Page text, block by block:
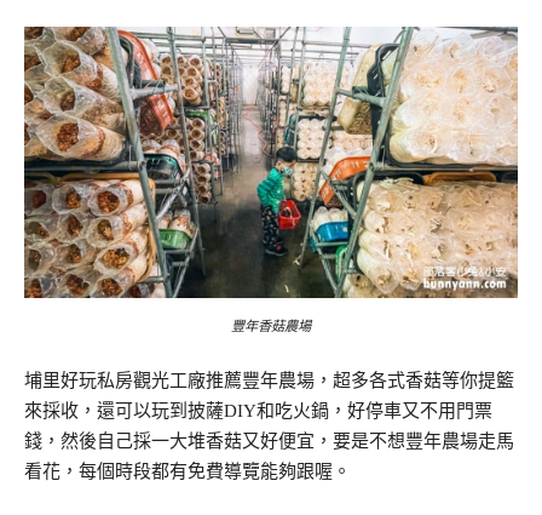
豐年香菇農場
埔里好玩私房觀光工廠推薦豐年農場，超多各式香菇等你提籃
來採收，還可以玩到披薩DIY和吃火鍋，好停車又不用門票
錢，然後自己採一大堆香菇又好便宜，要是不想豐年農場走馬
看花，每個時段都有免費導覽能夠跟喔。